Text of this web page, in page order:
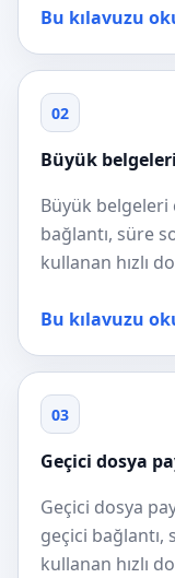
Bu kılavuzu
02
Büyük
Büyük
bağlantı, süre
kullanan hızlı
Bu kılavuzu
03
Geçici dosya
Geçici dosya
geçici bağlantı,
kullanan hızlı